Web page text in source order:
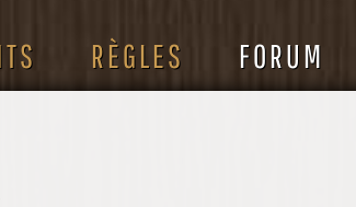
RÈGLES FORUM